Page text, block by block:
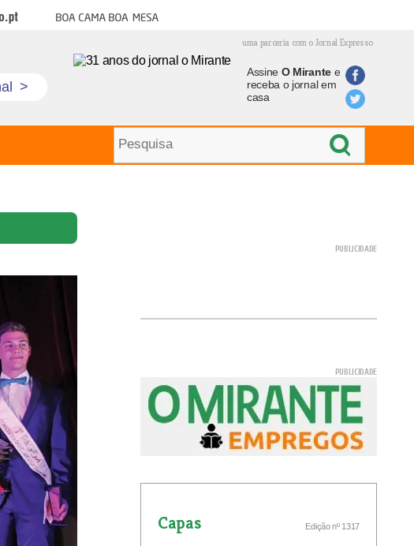
Boa cama boa mesa
uma parceria com o Jornal Expresso
>
Assine O Mirantee
receba o jornal em
casa
Capas Edição nº 1317